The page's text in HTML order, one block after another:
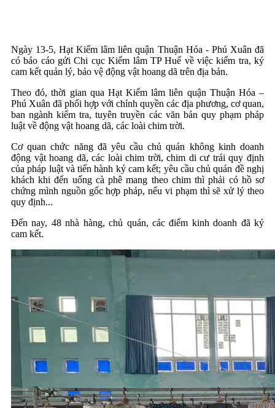
Ngày 13-5, Hạt Kiểm lâm liên quận Thuận Hóa - Phú Xuân đã
có báo cáo gửi Chi cục Kiểm lâm TP Huế về việc kiểm tra, ký
cam kết quản lý, bảo vệ động vật hoang dã trên địa bản.
Theo đó, thời gian qua Hạt Kiểm lâm liên quận Thuận Hóa –
Phú Xuân đã phối hợp với chính quyền các địa phương, cơ quan,
ban ngành kiểm tra, tuyên truyền các văn bản quy phạm pháp
luật về động vật hoang dã, các loài chim trời.
Cơ quan chức năng đã yêu cầu chủ quán không kinh doanh
động vật hoang dã, các loài chim trời, chim di cư trái quy định
của pháp luật và tiến hành ký cam kết; yêu cầu chủ quán đề nghị
khách khi đến uống cà phê mang theo chim thì phải có hồ sơ
chứng mình nguồn gốc hợp pháp, nếu vi phạm thì sẽ xử lý theo
quy định...
Đến nay, 48 nhà hàng, chủ quán, các điểm kinh doanh đã ký
cam kết.